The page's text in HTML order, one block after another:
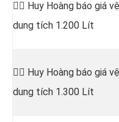
👷‍♂️ Huy Hoàng báo giá
dung tích 1.200 Lít
👷‍♂️ Huy Hoàng báo giá
dung tích 1.300 Lít